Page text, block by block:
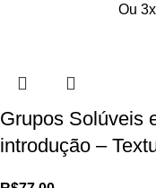
Ou
Grupos Solúveis
introdução –